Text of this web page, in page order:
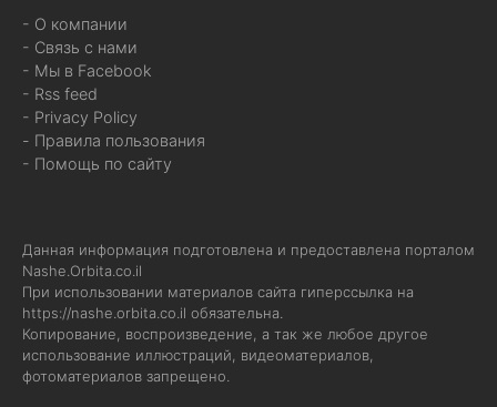
- О компании
- Связь с нами
- Мы в Facebook
- Rss feed
- Privacy Policy
- Правила пользования
- Помощь по сайту
Данная информация подготовлена и предоставлена порталом
Nashe.Orbita.co.il
При использовании материалов сайта гиперссылка на
https://nashe.orbita.co.il обязательна.
Копирование, воспроизведение, а так же любое другое
использование иллюстраций, видеоматериалов,
фотоматериалов запрещено.